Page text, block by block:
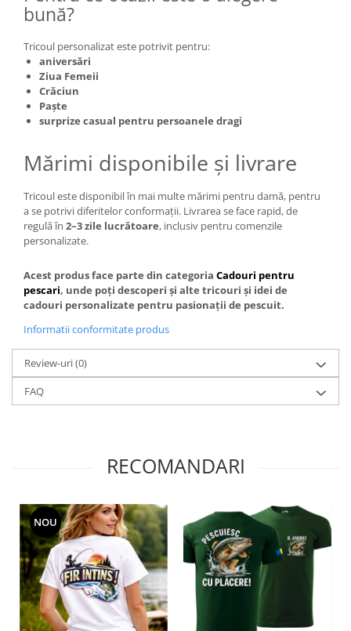
bună?
Tricoul personalizat este potrivit pentru:
aniversări
Ziua Femeii
Crăciun
Paște
surprize casual pentru persoanele dragi
Mărimi disponibile și livrare
Tricoul este disponibil în mai multe mărimi pentru damă, pentru
a se potrivi diferitelor conformații. Livrarea se face rapid, de
regulă în 2–3 zile lucrătoare, inclusiv pentru comenzile
personalizate.
Acest produs face parte din categoria Cadouri pentru
pescari, unde poți descoperi și alte tricouri și idei de
cadouri personalizate pentru pasionații de pescuit.
Informatii conformitate produs
Review-uri(0)
FAQ
RECOMANDARI
NOU